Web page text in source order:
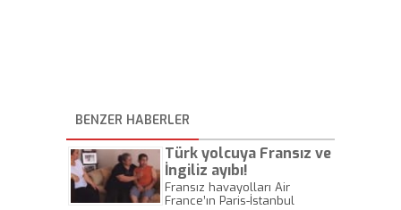
BENZER HABERLER
Türk yolcuya Fransız ve
İngiliz ayıbı!
Fransız havayolları Air
France’ın Paris-İstanbul